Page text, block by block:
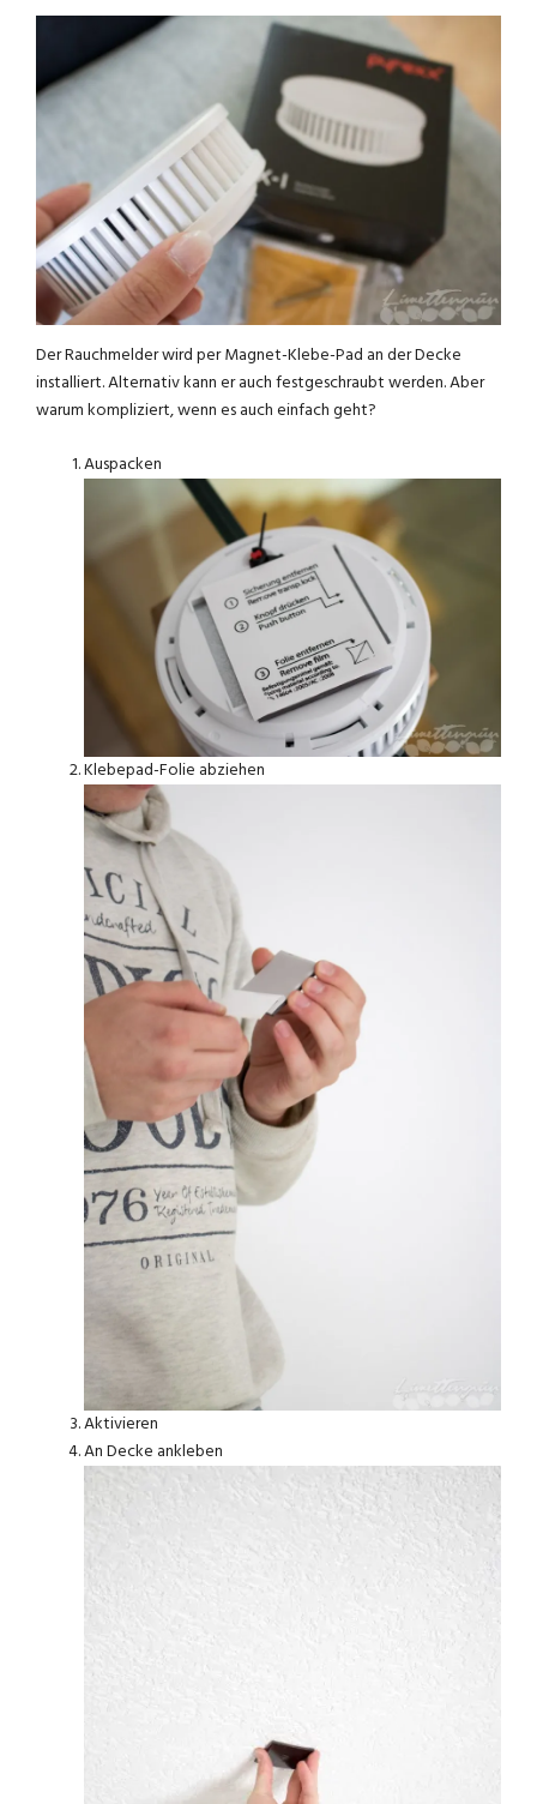
Der Rauchmelder wird per Magnet-Klebe-Pad an der Decke
installiert. Alternativ kann er auch festgeschraubt werden. Aber
warum kompliziert, wenn es auch einfach geht?
Auspacken
Klebepad-Folie abziehen
Aktivieren
An Decke ankleben